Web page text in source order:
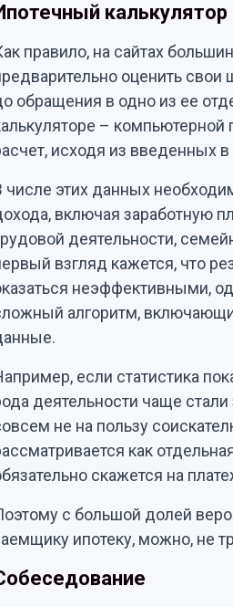
калькулятор
правило, на сайтах
оценить
обращения в одно из ее
–
исходя из введенных
числе этих данных
включая заработную
деятельности,
взгляд кажется, что
неэффективными,
алгоритм,
если статистика
деятельности чаще
не на пользу
как
скажется на
с большой долей
ипотеку, можно, не